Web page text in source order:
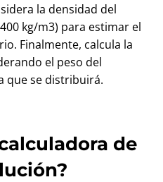
la densidad del
kg/m3) para estimar el
Finalmente, calcula la
el peso del
que se distribuirá.
de